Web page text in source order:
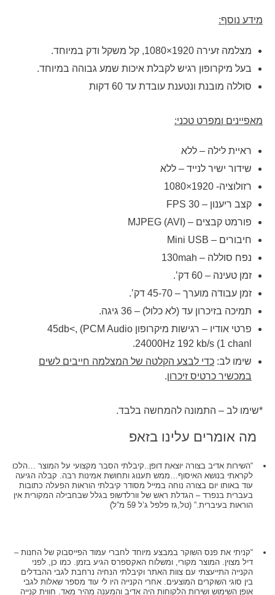
מידע נוסף:
מצלמה זעירה 1920×1080, קל משקל ודק במיוחד.
בעל מיקרופון רגיש לקבלת איכות שמע גבוהה במיוחד.
סוללה מובנת ונטענת עובדת עד 60 דקות
מאפיינים ומפרט טכני:
ראיית לילה – ללא
שידור ישיר לנייד – ללא
רזולוציה- 1920×1080
קצב ריענון – 30 FPS
פורמט קבצים – (MJPEG (AVI
חיבורים – Mini USB
נפח סוללה – 130mah
זמן טעינה – 60 דק’.
זמן עבודה מוערך – 45-70 דק’.
תמיכה בזיכרון עד (לא כלול) – 36 גיגה.
פרטי אודיו – רגישות מיקרופון 45db<, (PCM Audio
24000Hz 192 kb/s (1 chanl.
שימו לב: כדי לבצע הקלטה של המצלמה חייבים לשים
במכשיר כרטיס זיכרון.
*שימו לב – התמונה להמחשה בלבד.
מה אומרים עלינו בזאפ
“השירות אדיב בצורה יוצאת דופן..קיבלתי הסבר מקצועי על המוצר …הלכו
לקראתי בנושא האיסוף…ממש תענוג ותחושת אמינות רבה. קבלה הגיעה
עוד באותו יום בצורה נוחה במייל מסודר קיבלתי הוראות הפעלה כתובות
בעברית בנפרד – הגדלת ראש של וורלדשופ בגלל שבחבילה המקורית אין
הוראות בעיברית.” (טל,גז פלפל ג’ל 59 מ”ל)
“קניתי את פנס השוקר במבצע מיוחד לחברי עמוד הפייסבוק של החנות –
דיל מצוין. המוצר מקורי, ומשלוח האקספרס הגיע בזמן. כמו כן, לפני
הקנייה התייעצתי עם צוות האתר וקיבלתי הנחיה נרחבת לגבי ההבדלים
בין סוגי השוקרים המוצעים. אחרי הקנייה היו לי עוד מספר שאלות לגבי
אופן השימוש ושירות הלקוחות היה אדיב והמענה מהיר מאד. חווית קנייה